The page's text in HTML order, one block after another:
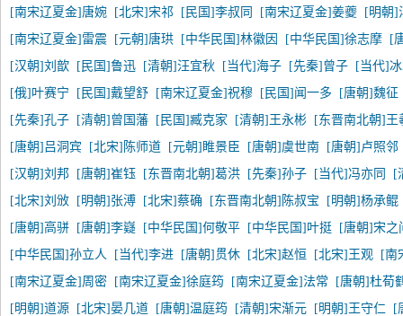
[南宋辽夏金]唐婉
[北宋]宋祁 [民国]李叔同 [南宋辽夏金]姜夔
[明朝]
[南宋辽夏金]雷震
[元朝]唐珙 [中华民国]林徽因 [中华民国]徐志摩
[
[汉朝]刘歆
[民国]鲁迅 [清朝]汪宜秋 [当代]海子 [先秦]曾子
[当代]
[俄]叶赛宁
[民国]戴望舒 [南宋辽夏金]祝穆 [民国]闻一多
[唐朝]魏征
[先秦]孔子
[清朝]曾国藩 [民国]臧克家 [清朝]王永彬
[东晋南北朝]王
[唐朝]吕洞宾
[北宋]陈师道 [元朝]睢景臣 [唐朝]虞世南
[唐朝]卢照邻
[汉朝]刘邦
[唐朝]崔钰 [东晋南北朝]葛洪 [先秦]孙子 [当代]冯亦同
[
[北宋]刘攽
[明朝]张溥 [北宋]蔡确 [东晋南北朝]陈叔宝
[明朝]杨承鲲
[唐朝]高骈
[唐朝]李嶷 [中华民国]何敬平 [中华民国]叶挺
[唐朝]宋之
[中华民国]孙立人
[当代]李进 [唐朝]贯休 [北宋]赵恒 [北宋]王观
[南
[南宋辽夏金]周密
[南宋辽夏金]徐庭筠 [南宋辽夏金]法常
[唐朝]杜荀
[明朝]道源
[北宋]晏几道 [唐朝]温庭筠 [清朝]宋渐元 [明朝]王守仁
[